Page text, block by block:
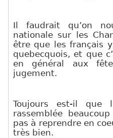
Il faudrait qu’on
nationale sur les
être que les français
quebecquois, et que
en général aux
jugement.
Toujours est-il
rassemblée
pas à reprendre en
très bien.